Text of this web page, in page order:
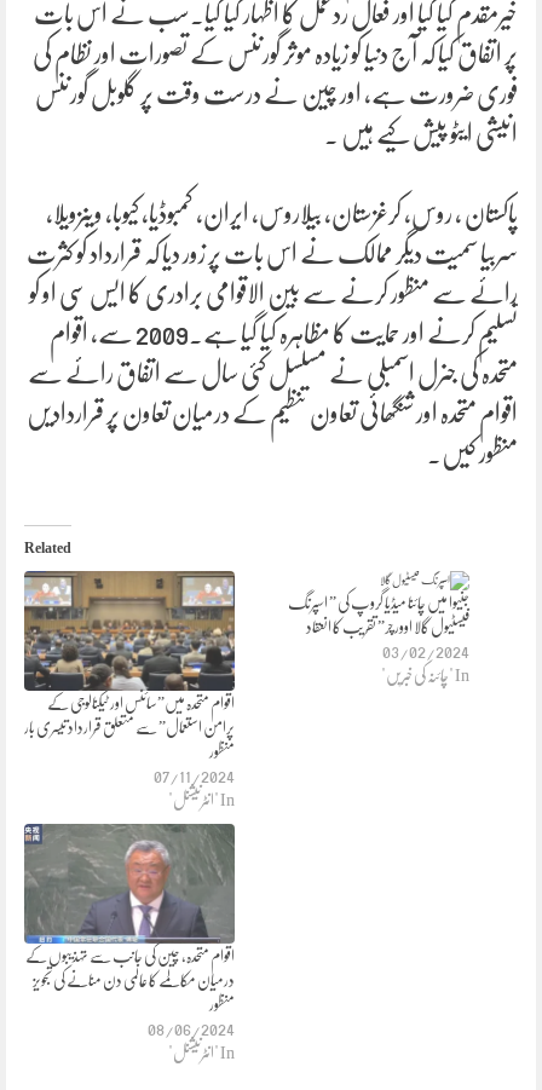
خیرمقدم کیا گیا اور فعال ردعمل کا اظہار کیا گیا۔سب نے اس بات
پر اتفاق کیا کہ آج دنیا کو زیادہ موثر گورننس کے تصورات اور نظام کی
فوری ضرورت ہے، اور چین نے درست وقت پر گلوبل گورننس
انیشی ایٹو پیش کیے ہیں ۔
پاکستان ، روس، کرغزستان، بیلاروس، ایران، کمبوڈیا، کیوبا، وینزویلا،
سربیا سمیت دیگر ممالک نے اس بات پر زور دیا کہ قرارداد کو کثرت
رائے سے منظور کرنے سے بین الاقوامی برادری کا ایس سی او کو
تسلیم کرنے اور حمایت کا مظاہرہ کیا گیا ہے۔2009 سے، اقوام
متحدہ کی جنرل اسمبلی نے مسلسل کئی سال سے اتفاق رائے سے
اقوام متحدہ اور شنگھائی تعاون تنظیم کے درمیان تعاون پر قراردادیں
منظور کیں۔
Related
اقوام متحدہ میں”سائنس اور ٹیکنالوجی کے
پرامن استعمال” سے متعلق قرارداد تیسری بار
منظور
07/11/2024
In "انٹرنیشنل"
جنیوا میں چائنا میڈیا گروپ کی ” اسپرنگ
فیسٹیول گالا اوورچر” تقریب کا انعقاد
03/02/2024
In "چائنہ کی خبریں"
اقوام متحدہ، چین کی جانب سے تہذیبوں کے
درمیان مکالمے کا عالمی دن منانے کی تجویز
منظور
08/06/2024
In "انٹرنیشنل"